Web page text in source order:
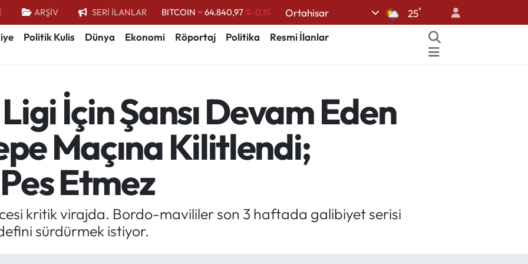
ARŞİV SERİ İLANLAR DOLAR 47,7436%0.18
EURO
55,2510%0.32
BİST100
BITCOIN
64.840,97%-0.15
Ortahisar 25°
Politik Kulis Dünya Ekonomi Röportaj Politika
Resmi İlanlar
İçin Şansı Devam Eden
Maçına Kilitlendi;
Etmez
kritik virajda. Bordo-mavililer son 3 haftada galibiyet serisi
sürdürmek istiyor.